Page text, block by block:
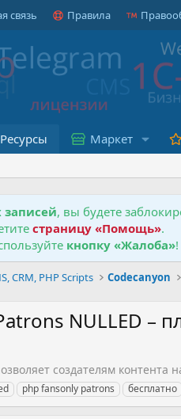
связь Правила
Ресурсы Маркет
записей, вы будете
страницу «Помощь».
кнопку «Жалоба»!
CRM, PHP Scripts Codecanyon
NULLED –
создателям
php fansonly patrons бесплатно